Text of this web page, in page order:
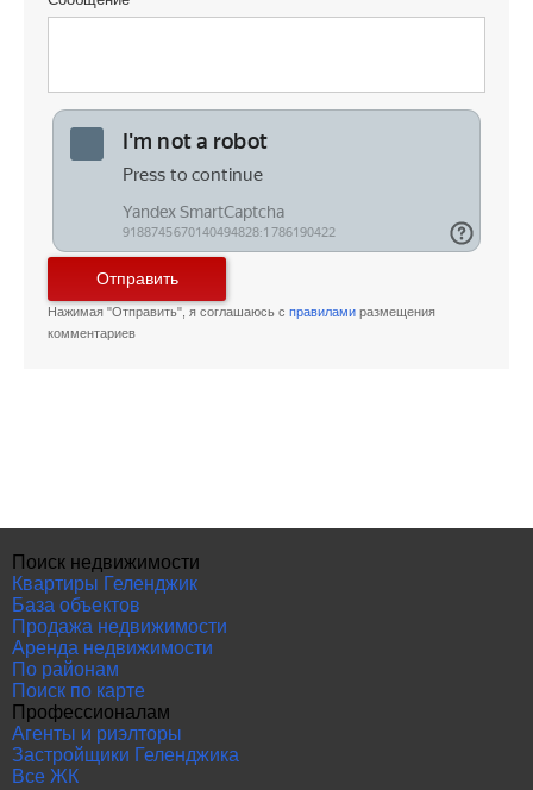
Отправить
Нажимая "Отправить", я соглашаюсь с правилами размещения
комментариев
Поиск недвижимости
Квартиры Геленджик
База объектов
Продажа недвижимости
Аренда недвижимости
По районам
Поиск по карте
Профессионалам
Агенты и риэлторы
Застройщики Геленджика
Все ЖК